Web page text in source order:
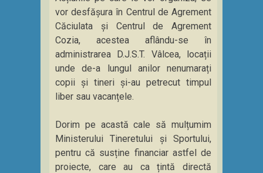
vor desfășura în Centrul de Agrement
Căciulata și Centrul de Agrement
Cozia, acestea aflându-se în
administrarea D.J.S.T. Vâlcea, locații
unde de-a lungul anilor nenumarați
copii și tineri și-au petrecut timpul
liber sau vacanțele.
Dorim pe acastă cale să mulțumim
Ministerului Tineretului și Sportului,
pentru că susține financiar astfel de
proiecte, care au ca țintă directă